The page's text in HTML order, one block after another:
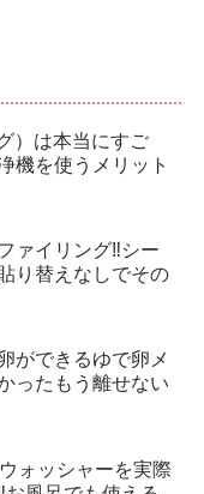
）は本当にすご
機を使うメリット
ァイリング‼︎シー
り替えなしでその
ができるゆで卵メ
ったもう離せない
ォッシャーを実際